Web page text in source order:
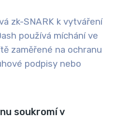
zk-SNARK k vytváření
používá míchání ve
zaměřené na ochranu
podpisy nebo
soukromí v